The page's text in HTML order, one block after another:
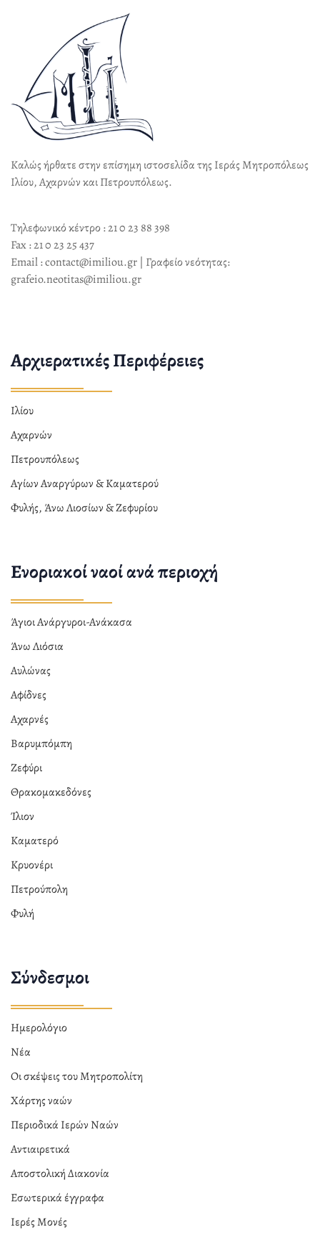
Καλώς ήρθατε στην επίσημη ιστοσελίδα της Ιεράς Μητροπόλεως
Ιλίου, Αχαρνών και Πετρουπόλεως.
Τηλεφωνικό κέντρο : 21 0 23 88 398
Fax : 21 0 23 25 437
Email : contact@imiliou.gr | Γραφείο νεότητας:
grafeio.neotitas@imiliou.gr
Αρχιερατικές Περιφέρειες
Ιλίου
Αχαρνών
Πετρουπόλεως
Αγίων Αναργύρων & Καματερού
Φυλής, Άνω Λιοσίων & Ζεφυρίου
Ενοριακοί ναοί ανά περιοχή
Άγιοι Ανάργυροι-Ανάκασα
Άνω Λιόσια
Αυλώνας
Αφίδνες
Αχαρνές
Βαρυμπόμπη
Ζεφύρι
Θρακομακεδόνες
Ίλιον
Καματερό
Κρυονέρι
Πετρούπολη
Φυλή
Σύνδεσμοι
Ημερολόγιο
Νέα
Οι σκέψεις του Μητροπολίτη
Χάρτης ναών
Περιοδικά Ιερών Ναών
Αντιαιρετικά
Αποστολική Διακονία
Εσωτερικά έγγραφα
Ιερές Μονές